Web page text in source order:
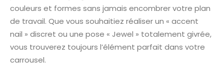
couleurs et formes sans jamais encombrer votre plan
de travail. Que vous souhaitiez réaliser un « accent
nail » discret ou une pose « Jewel » totalement givrée,
vous trouverez toujours l’élément parfait dans votre
carrousel.